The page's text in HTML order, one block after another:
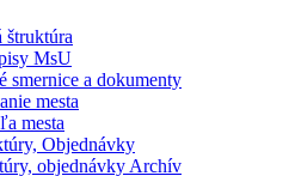
štruktúra
MsU
smernice a dokumenty
mesta
mesta
Objednávky
objednávky Archív